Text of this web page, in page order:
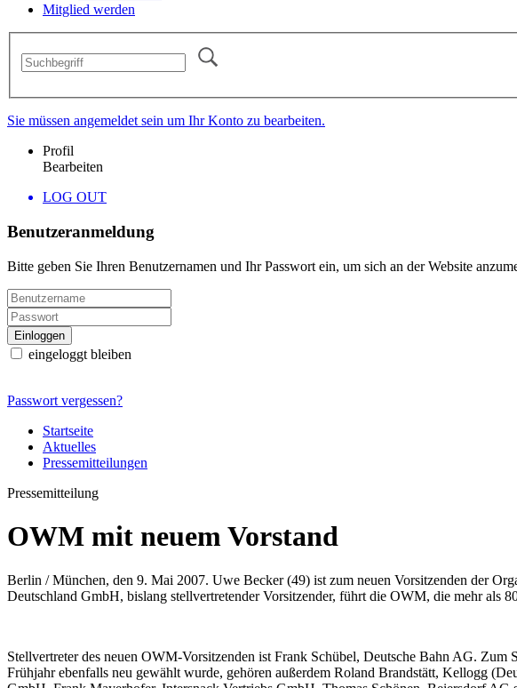
Mitglied werden
Sie müssen angemeldet sein um Ihr Konto zu bearbeiten.
Profil
Bearbeiten
LOG OUT
Benutzeranmeldung
Bitte geben Sie Ihren Benutzernamen und Ihr Passwort ein, um sich an der Website
eingeloggt bleiben
Passwort vergessen?
Startseite
Aktuelles
Pressemitteilungen
Pressemitteilung
OWM mit neuem Vorstand
Berlin / München, den 9. Mai 2007. Uwe Becker (49) ist zum neuen Vorsitzenden der
Deutschland GmbH, bislang stellvertretender Vorsitzender, führt die OWM, die mehr als
Stellvertreter des neuen OWM-Vorsitzenden ist Frank Schübel, Deutsche Bahn AG.
Frühjahr ebenfalls neu gewählt wurde, gehören außerdem Roland Brandstätt, Kellogg